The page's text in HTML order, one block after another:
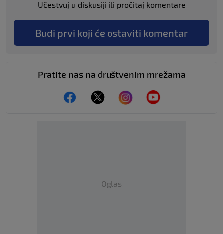
Učestvuj u diskusiji ili pročitaj komentare
Budi prvi koji će ostaviti komentar
Pratite nas na društvenim mrežama
Oglas